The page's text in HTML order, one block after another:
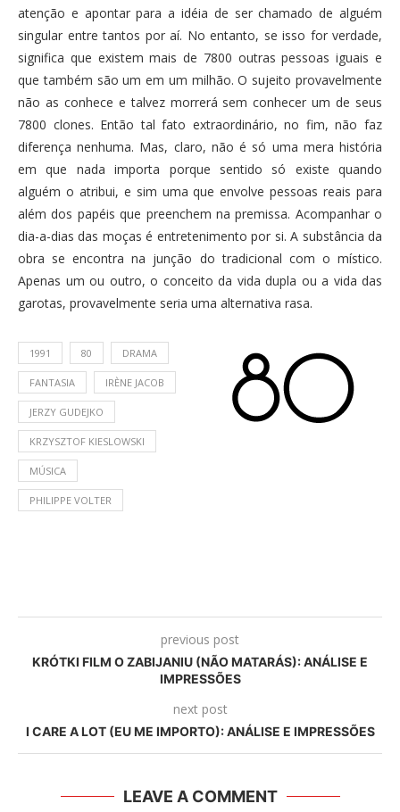
atenção e apontar para a idéia de ser chamado de alguém
singular entre tantos por aí. No entanto, se isso for verdade,
significa que existem mais de 7800 outras pessoas iguais e
que também são um em um milhão. O sujeito provavelmente
não as conhece e talvez morrerá sem conhecer um de seus
7800 clones. Então tal fato extraordinário, no fim, não faz
diferença nenhuma. Mas, claro, não é só uma mera história
em que nada importa porque sentido só existe quando
alguém o atribui, e sim uma que envolve pessoas reais para
além dos papéis que preenchem na premissa. Acompanhar o
dia-a-dias das moças é entretenimento por si. A substância da
obra se encontra na junção do tradicional com o místico.
Apenas um ou outro, o conceito da vida dupla ou a vida das
garotas, provavelmente seria uma alternativa rasa.
1991 80 DRAMA
FANTASIA IRÈNE JACOB
JERZY GUDEJKO
KRZYSZTOF KIESLOWSKI
MÚSICA
PHILIPPE VOLTER
previous post
KRÓTKI FILM O ZABIJANIU (NÃO MATARÁS): ANÁLISE E
IMPRESSÕES
next post
I CARE A LOT (EU ME IMPORTO): ANÁLISE E IMPRESSÕES
LEAVE A COMMENT